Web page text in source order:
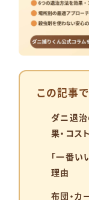
この記事
ダニ退治
果・コス
「一番い
理由
布団・カ